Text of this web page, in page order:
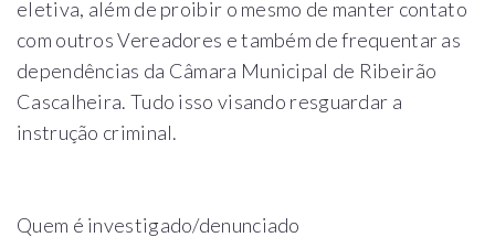
eletiva, além de proibir o mesmo de manter contato
com outros Vereadores e também de frequentar as
dependências da Câmara Municipal de Ribeirão
Cascalheira. Tudo isso visando resguardar a
instrução criminal.
Quem é investigado/denunciado